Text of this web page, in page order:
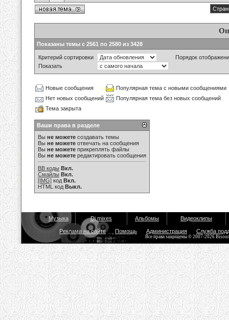
Показаны темы с 2561 по 2580 из 3428
Критерий сортировки
Порядок
Показать
Новые сообщения
Популярная тема с новыми сообщениями
Нет новых сообщений
Популярная тема без новых сообщений
Тема закрыта
Ваши права в разделе
Вы не можете создавать темы
Вы не можете отвечать на сообщения
Вы не можете прикреплять файлы
Вы не можете редактировать сообщения
BB коды Вкл.
Смайлы Вкл.
[IMG] код Вкл.
HTML код Выкл.
Музыка Dj mixes Альбомы Видеоклипы
Реклама на сайте Помощь Администрация Служба
Все права защищены © 2007-2026